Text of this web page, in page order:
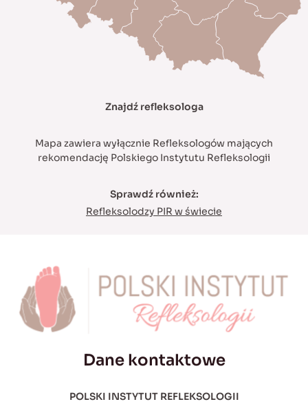
Znajdź refleksologa
Mapa zawiera wyłącznie Refleksologów mających
rekomendację Polskiego Instytutu Refleksologii
Sprawdź również:
Refleksolodzy PIR w świecie
Dane kontaktowe
POLSKI INSTYTUT REFLEKSOLOGII